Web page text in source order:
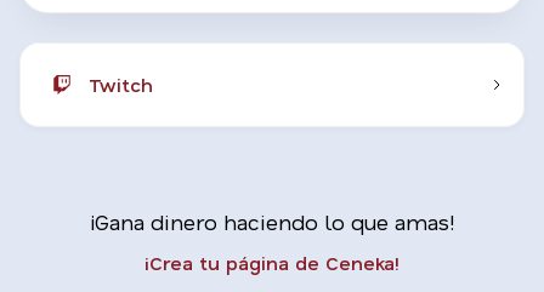
Twitch
¡Gana dinero haciendo lo que amas!
¡Crea tu página de Ceneka!